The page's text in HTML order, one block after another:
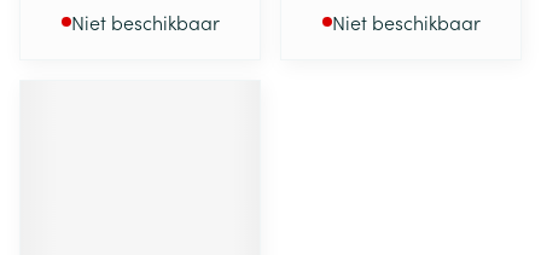
Niet beschikbaar Niet beschikbaar